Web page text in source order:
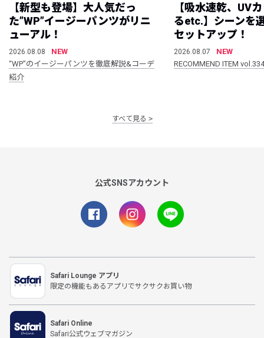
【新型も登場】大人気だっ
た”WP”イージーパンツがリニ
ューアル！
2026.08.08
NEW
“WP”のイージーパンツを徹底解説&コーデ
紹介
【吸水速乾、UV
るetc.】シーンを
セットアップ！
2026.08.07
NEW
RECOMMEND ITEM vol.334
すべて見る
公式SNSアカウント
Safari Lounge アプリ
限定の機能もあるアプリでサクサクお買い物
Safari Online
Safari公式ウェブマガジン